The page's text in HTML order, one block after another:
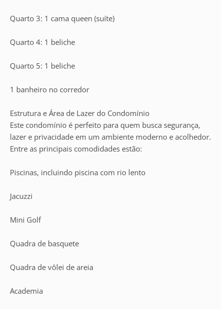
Quarto 3: 1 cama queen (suíte)
Quarto 4: 1 beliche
Quarto 5: 1 beliche
1 banheiro no corredor
Estrutura e Área de Lazer do Condomínio
Este condomínio é perfeito para quem busca segurança,
lazer e privacidade em um ambiente moderno e acolhedor.
Entre as principais comodidades estão:
Piscinas, incluindo piscina com rio lento
Jacuzzi
Mini Golf
Quadra de basquete
Quadra de vôlei de areia
Academia